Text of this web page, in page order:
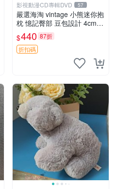
影視動漫CD專輯DVD 57
嚴選海淘 vintage 小熊迷你抱
枕 憶記臀部 豆包設計 4cm
高 推薦收藏 迷你豆包小熊、
高臀部、豆袋抱枕
$440 87折
折扣碼